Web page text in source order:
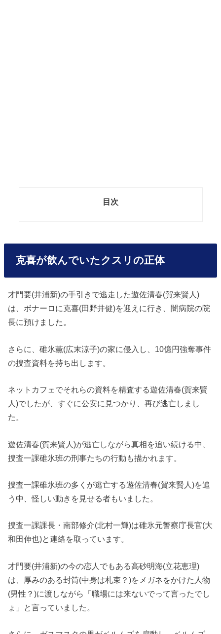
目次
克喜が飲んでいたクスリの正体
才門要(井浦新)の手引きで逃走した遊佐清春(賀来賢人)
は、ボナーロに克喜(田野井健)を迎えに行き、闇病院の院
長に預けました。
さらに、碓氷薫(広末涼子)の家に侵入し、10億円強奪事件
の捜査資料を持ち出します。
ネットカフェでそれらの資料を精査する遊佐清春(賀来賢
人)でしたが、すぐに公安に見つかり、再び逃亡しまし
た。
遊佐清春(賀来賢人)が逃亡しながら真相を追い続ける中、
捜査一課碓氷班の刑事たちの行動も描かれます。
捜査一課碓氷班の多くが逃亡する遊佐清春(賀来賢人)を追
う中、怪しい動きを見せる者もいました。
捜査一課課長・南部修介(北村一輝)は碓氷元警察庁長官(大
和田伸也)と連絡を取っています。
才門要(井浦新)の今の恋人でもある高砂明海(立花恵理)
は、厚みのある封筒(中身は札束？)をメガネをかけた人物
(男性？)に渡しながら「職場には来ないでって言ったでし
ょ」と言っていました。